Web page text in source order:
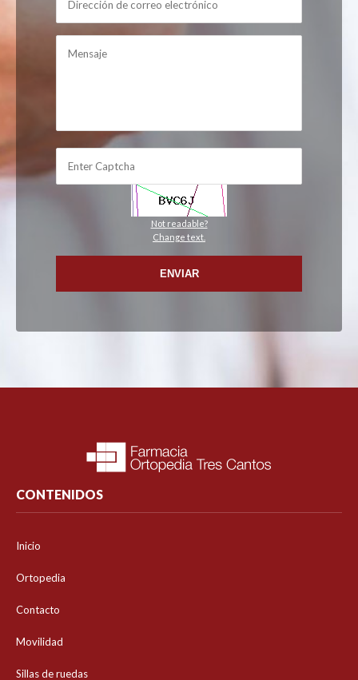
Not readable?
Change text.
ENVIAR
CONTENIDOS
Inicio
Ortopedia
Contacto
Movilidad
Sillas de ruedas